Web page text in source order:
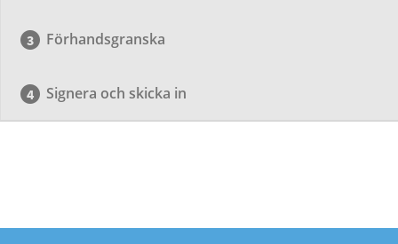
Förhandsgranska
Signera och skicka in